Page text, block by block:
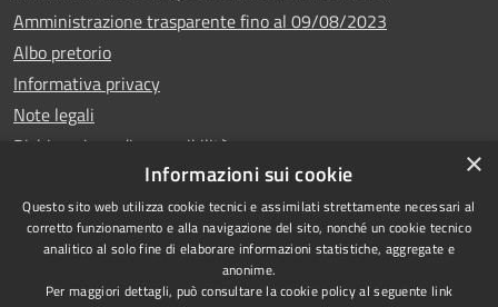
Amministrazione trasparente fino al 09/08/2023
Albo pretorio
Informativa privacy
Note legali
Dichiarazione di accessibilità
RSS
Accessibilità
Copyright © 2024
•Comune di Vigo di
×
Informazioni sui cookie
Questo sito web utilizza cookie tecnici e assimilati strettamente necessari al
corretto funzionamento e alla navigazione del sito, nonché un cookie tecnico
analitico al solo fine di elaborare informazioni statistiche, aggregate e
anonime.
Per maggiori dettagli, può consultare la cookie policy al seguente link